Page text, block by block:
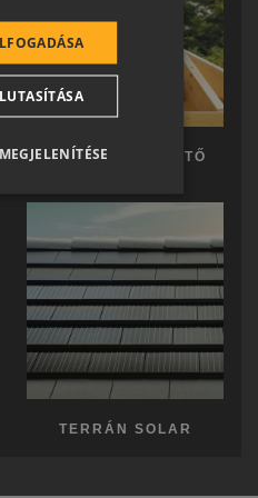
TERRÁN KÉSZTETŐ
TERRÁN SOLAR
CROATIAN
SR
RO-HU